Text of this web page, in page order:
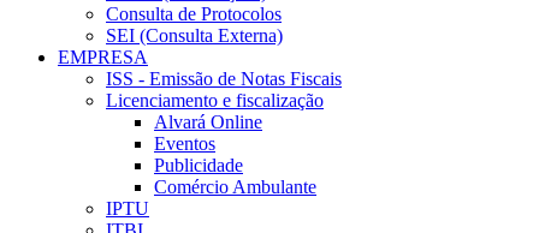
Consulta de Protocolos
SEI (Consulta Externa)
EMPRESA
ISS - Emissão de Notas Fiscais
Licenciamento e fiscalização
Alvará Online
Eventos
Publicidade
Comércio Ambulante
IPTU